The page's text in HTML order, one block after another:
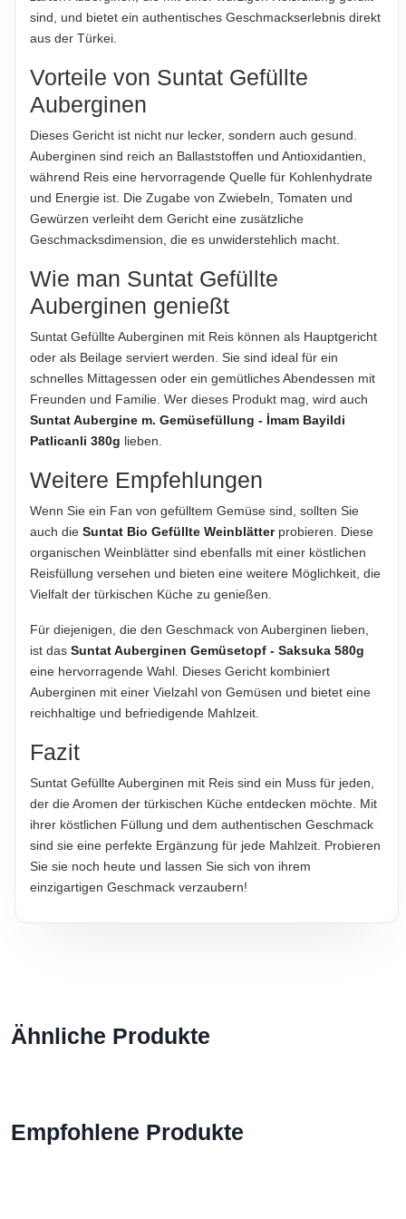
übernommen. Bitte prüfen Sie die Angaben auf der jeweiligen
Für die vorstehenden Angaben wird keine Haftung
übernommen...
ABTROPFGEWICHT
350g
NETTOFÜLLMENGE
400g
HERSTELLER
Suntat Gıda Sanayi ve Ticaret A.Ş., İzmir, Türkiye
Suntat GmbH, Industriestraße 40, 68169 Mannheim,
Deutschland
Hinweis zur Haftung: Für die vorstehenden Angaben wird keine Haftung
Produktverpackung; nur diese sind verbindlich.
sind, und bietet ein authentisches Geschmackserlebnis direkt
aus der Türkei.
Vorteile von Suntat Gefüllte
Auberginen
Dieses Gericht ist nicht nur lecker, sondern auch gesund.
Auberginen sind reich an Ballaststoffen und Antioxidantien,
während Reis eine hervorragende Quelle für Kohlenhydrate
und Energie ist. Die Zugabe von Zwiebeln, Tomaten und
Gewürzen verleiht dem Gericht eine zusätzliche
Geschmacksdimension, die es unwiderstehlich macht.
Wie man Suntat Gefüllte
Auberginen genießt
Suntat Gefüllte Auberginen mit Reis können als Hauptgericht
oder als Beilage serviert werden. Sie sind ideal für ein
schnelles Mittagessen oder ein gemütliches Abendessen mit
Freunden und Familie. Wer dieses Produkt mag, wird auch
Suntat Aubergine m. Gemüsefüllung - İmam Bayildi
Patlicanli 380g lieben.
Weitere Empfehlungen
Wenn Sie ein Fan von gefülltem Gemüse sind, sollten Sie
auch die Suntat Bio Gefüllte Weinblätterprobieren. Diese
organischen Weinblätter sind ebenfalls mit einer köstlichen
Reisfüllung versehen und bieten eine weitere Möglichkeit, die
Vielfalt der türkischen Küche zu genießen.
Für diejenigen, die den Geschmack von Auberginen lieben,
ist das Suntat Auberginen Gemüsetopf - Saksuka 580g
eine hervorragende Wahl. Dieses Gericht kombiniert
Auberginen mit einer Vielzahl von Gemüsen und bietet eine
reichhaltige und befriedigende Mahlzeit.
Fazit
Suntat Gefüllte Auberginen mit Reis sind ein Muss für jeden,
der die Aromen der türkischen Küche entdecken möchte. Mit
ihrer köstlichen Füllung und dem authentischen Geschmack
sind sie eine perfekte Ergänzung für jede Mahlzeit. Probieren
Sie sie noch heute und lassen Sie sich von ihrem
einzigartigen Geschmack verzaubern!
Ähnliche Produkte
Empfohlene Produkte